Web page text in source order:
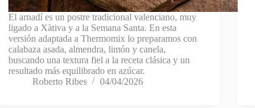
El arnadí es un postre tradicional valenciano, muy
ligado a Xàtiva y a la Semana Santa. En esta
versión adaptada a Thermomix lo preparamos con
calabaza asada, almendra, limón y canela,
buscando una textura fiel a la receta clásica y un
resultado más equilibrado en azúcar.
Roberto Ribes
04/04/2026